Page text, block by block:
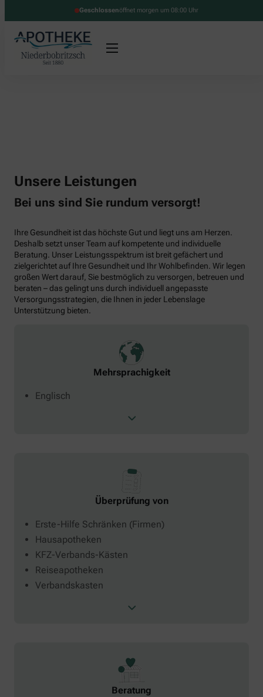
Geschlossenöffnet morgen um 08:00 Uhr
Unsere Leistungen
Bei uns sind Sie rundum versorgt!
Ihre Gesundheit ist das höchste Gut und liegt uns am Herzen.
Deshalb setzt unser Team auf kompetente und individuelle
Beratung. Unser Leistungsspektrum ist breit gefächert und
zielgerichtet auf Ihre Gesundheit und Ihr Wohlbefinden. Wir legen
großen Wert darauf, Sie bestmöglich zu versorgen, betreuen und
beraten – das gelingt uns durch individuell angepasste
Versorgungsstrategien, die Ihnen in jeder Lebenslage
Unterstützung bieten.
Mehrsprachigkeit
Englisch
Überprüfung von
Erste-Hilfe Schränken (Firmen)
Hausapotheken
KFZ-Verbands-Kästen
Reiseapotheken
Verbandskasten
Beratung